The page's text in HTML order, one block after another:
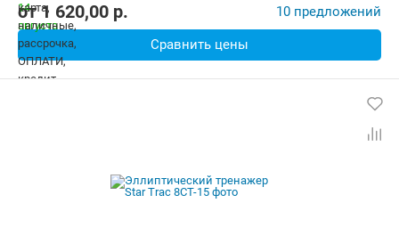
от1 620,00 p. 10 предложений
Сравнить цены